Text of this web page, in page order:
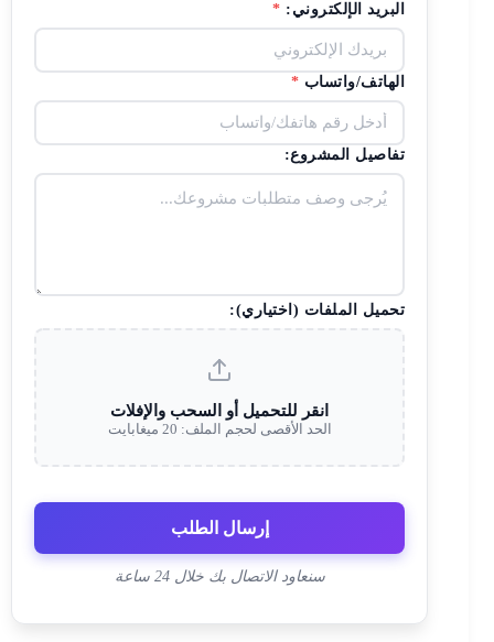
البريد الإلكتروني:*
الهاتف/واتساب*
تفاصيل المشروع:
تحميل الملفات (اختياري):
انقر للتحميل أو السحب والإفلات
الحد الأقصى لحجم الملف: 20 ميغابايت
إرسال الطلب
سنعاود الاتصال بك خلال 24 ساعة